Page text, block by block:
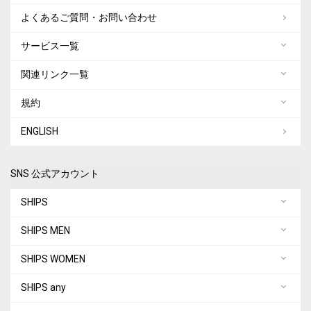
よくあるご質問・お問い合わせ
サービス一覧
関連リンク一覧
規約
ENGLISH
SNS 公式アカウント
SHIPS
SHIPS MEN
SHIPS WOMEN
SHIPS any